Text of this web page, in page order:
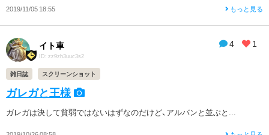
2019/11/05 18:55 もっと見る
4 1
イト車
ID: zz9zh3uuc3s2
雑日誌 スクリーンショット
ガレガと王様
ガレガは決して貧弱ではないはずなのだけど、アルバンと並ぶと...